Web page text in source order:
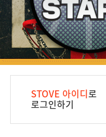
패치노
STOVE 아이디로
로그인하기